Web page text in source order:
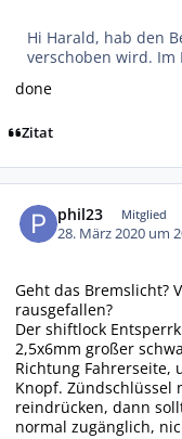
Hi Harald, hab den
verschoben wird. Im
done
Zitat
phil23 Mitglied
28. März 2020 um
Geht das Bremslicht?
rausgefallen?
Der shiftlock
2,5x6mm großer
Richtung
Knopf. Zündschlüssel
reindrücken, dann
normal zugänglich,